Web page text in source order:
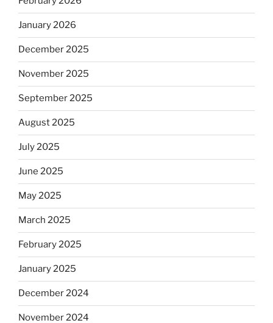
January 2026
December 2025
November 2025
September 2025
August 2025
July 2025
June 2025
May 2025
March 2025
February 2025
January 2025
December 2024
November 2024